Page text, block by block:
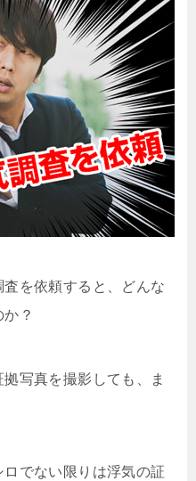
を依頼すると、どんな
？
写真を撮影しても、ま
でない限りは浮気の証